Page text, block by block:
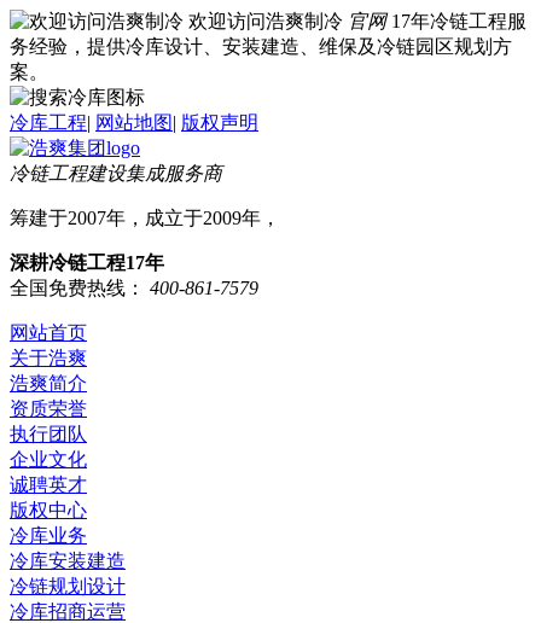
欢迎访问浩爽制冷 官网 17年冷链工程服
务经验，提供冷库设计、安装建造、维保及冷链园区规划方
案。
冷库工程| 网站地图| 版权声明
冷链工程建设集成服务商
筹建于2007年，成立于2009年，
深耕冷链工程17年
全国免费热线：
400-861-7579
网站首页
关于浩爽
浩爽简介
资质荣誉
执行团队
企业文化
诚聘英才
版权中心
冷库业务
冷库安装建造
冷链规划设计
冷库招商运营